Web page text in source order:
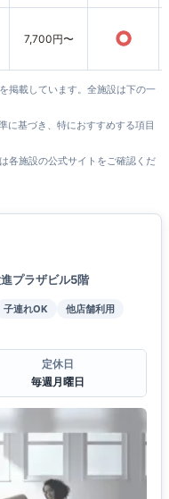
7,700円〜 ○
掲載しています。全施設は下の一
に基づき、特におすすめする項目
各施設の公式サイトをご確認くだ
プラザビル5階
子連れOK
他店舗利用
定休日
毎週月曜日